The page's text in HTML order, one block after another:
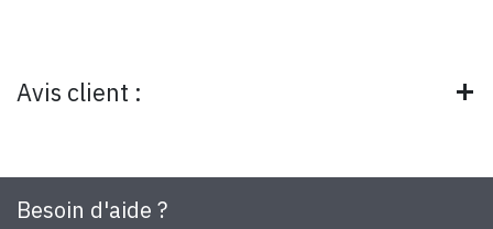
Avis client :
Besoin d'aide ?